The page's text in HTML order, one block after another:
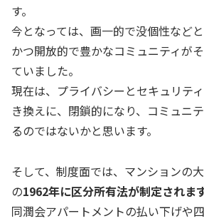
す。
今となっては、画一的で没個性など
かつ開放的で豊かなコミュニティが
ていました。
現在は、プライバシーとセキュリテ
き換えに、閉鎖的になり、コミュニ
るのではないかと思います。
そして、制度面では、マンションの
の1962年に区分所有法が制定されます
同潤会アパートメントの払い下げや